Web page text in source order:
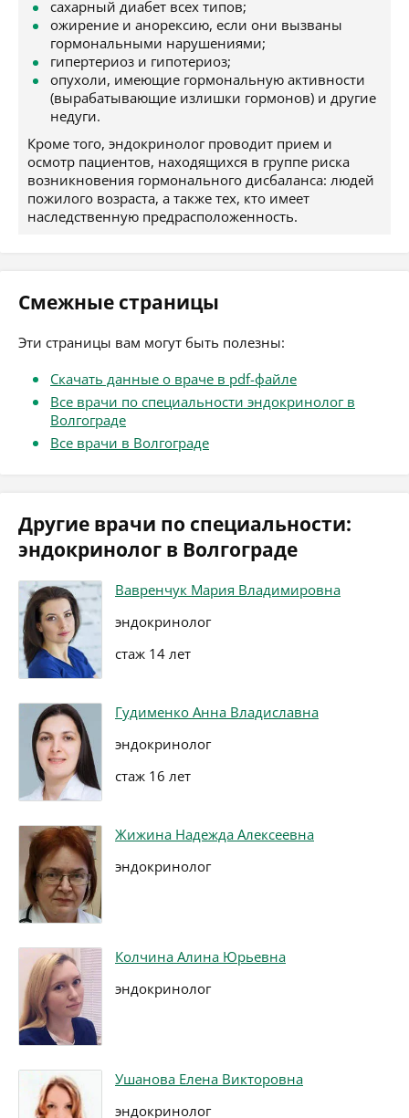
сахарный диабет всех типов;
ожирение и анорексию, если они вызваны
гормональными нарушениями;
гипертериоз и гипотериоз;
опухоли, имеющие гормональную активности
(вырабатывающие излишки гормонов) и другие
недуги.
Кроме того, эндокринолог проводит прием и
осмотр пациентов, находящихся в группе риска
возникновения гормонального дисбаланса: людей
пожилого возраста, а также тех, кто имеет
наследственную предрасположенность.
Смежные страницы
Эти страницы вам могут быть полезны:
Скачать данные о враче в pdf-файле
Все врачи по специальности эндокринолог в
Волгограде
Все врачи в Волгограде
Другие врачи по специальности:
эндокринолог в Волгограде
Вавренчук Мария Владимировна
эндокринолог
стаж 14 лет
Гудименко Анна Владиславна
эндокринолог
стаж 16 лет
Жижина Надежда Алексеевна
эндокринолог
Колчина Алина Юрьевна
эндокринолог
Ушанова Елена Викторовна
эндокринолог